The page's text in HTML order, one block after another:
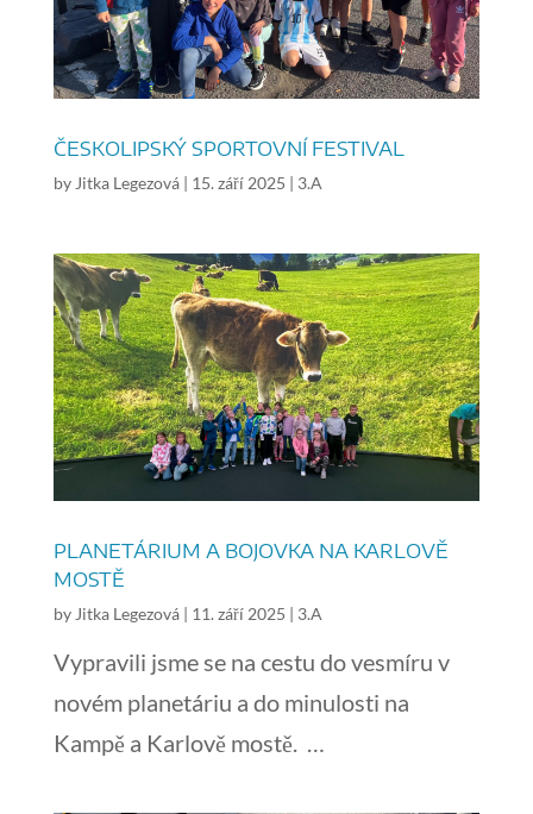
ČESKOLIPSKÝ SPORTOVNÍ FESTIVAL
by Jitka Legezová| 15. září 2025 | 3.A
PLANETÁRIUM A BOJOVKA NA KARLOVĚ
MOSTĚ
by Jitka Legezová| 11. září 2025 | 3.A
Vypravili jsme se na cestu do vesmíru v
novém planetáriu a do minulosti na
Kampě a Karlově mostě. …